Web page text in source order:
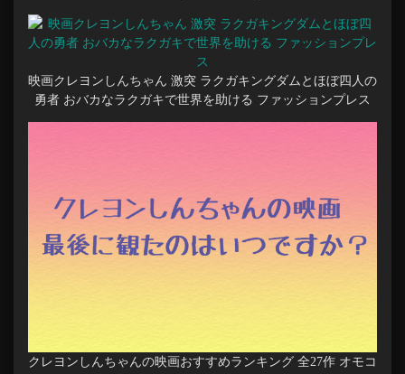
映画クレヨンしんちゃん 激突 ラクガキングダムとほぼ四人の
勇者 おバカなラクガキで世界を助ける ファッションプレス
クレヨンしんちゃんの映画おすすめランキング 全27作 オモコ